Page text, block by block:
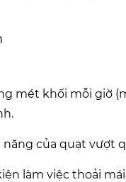
mét khối mỗi giờ
của quạt vượt
làm việc thoải